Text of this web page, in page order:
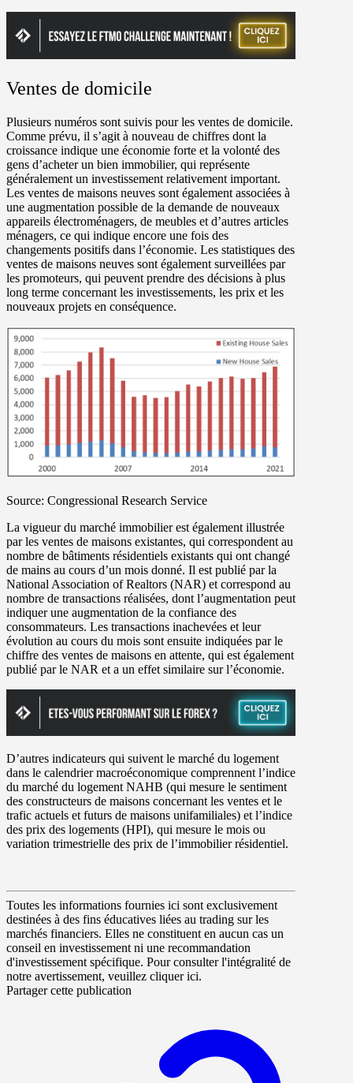
Ventes de domicile
Plusieurs numéros sont suivis pour les ventes de domicile.
Comme prévu, il s’agit à nouveau de chiffres dont la
croissance indique une économie forte et la volonté des
gens d’acheter un bien immobilier, qui représente
généralement un investissement relativement important.
Les ventes de maisons neuves sont également associées à
une augmentation possible de la demande de nouveaux
appareils électroménagers, de meubles et d’autres articles
ménagers, ce qui indique encore une fois des
changements positifs dans l’économie. Les statistiques des
ventes de maisons neuves sont également surveillées par
les promoteurs, qui peuvent prendre des décisions à plus
long terme concernant les investissements, les prix et les
nouveaux projets en conséquence.
Source: Congressional Research Service
La vigueur du marché immobilier est également illustrée
par les ventes de maisons existantes, qui correspondent au
nombre de bâtiments résidentiels existants qui ont changé
de mains au cours d’un mois donné. Il est publié par la
National Association of Realtors (NAR) et correspond au
nombre de transactions réalisées, dont l’augmentation peut
indiquer une augmentation de la confiance des
consommateurs. Les transactions inachevées et leur
évolution au cours du mois sont ensuite indiquées par le
chiffre des ventes de maisons en attente, qui est également
publié par le NAR et a un effet similaire sur l’économie.
D’autres indicateurs qui suivent le marché du logement
dans le calendrier macroéconomique comprennent l’indice
du marché du logement NAHB (qui mesure le sentiment
des constructeurs de maisons concernant les ventes et le
trafic actuels et futurs de maisons unifamiliales) et l’indice
des prix des logements (HPI), qui mesure le mois ou
variation trimestrielle des prix de l’immobilier résidentiel.
Toutes les informations fournies ici sont exclusivement
destinées à des fins éducatives liées au trading sur les
marchés financiers. Elles ne constituent en aucun cas un
conseil en investissement ni une recommandation
d'investissement spécifique. Pour consulter l'intégralité de
notre avertissement, veuillez cliquer ici.
Partager cette publication